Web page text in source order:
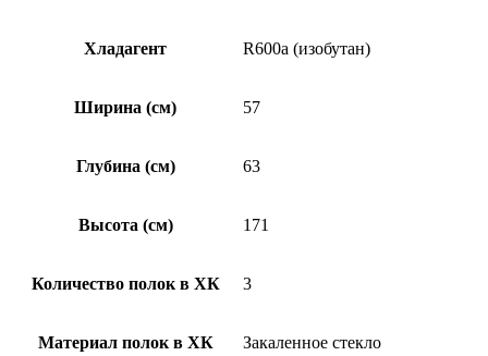
Хладагент R600a (изобутан)
Ширина (см) 57
Глубина (см) 63
Высота (см) 171
Количество полок в ХК 3
Материал полок в ХК Закаленное стекло